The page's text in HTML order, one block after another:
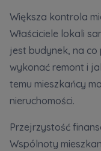
Większa kontrola
Właściciele lokali
jest budynek, na co
wykonać remont i
temu mieszkańcy
nieruchomości.
Przejrzystość
Wspólnoty